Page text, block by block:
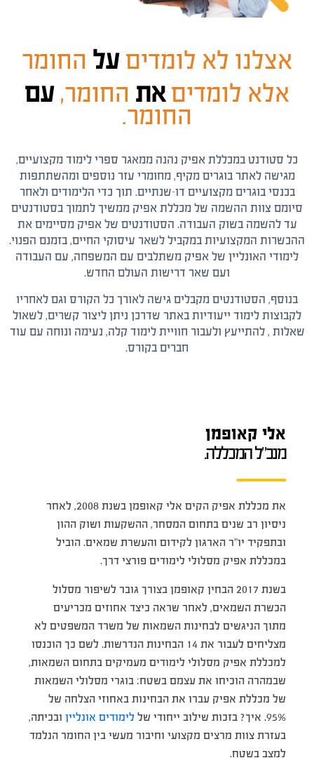
אצלנו לא לומדים על החומר
אלא לומדיםאת החומר, עם
החומר.
כל סטודנט במכללת אפיק נהנה ממאגר ספרי לימוד מקצועיים,
מגישה לאתר בוגרים מקיף, מחומרי עזר נוספים ומהשתתפות
בכנסי בוגרים מקצועיים דו-שנתיים. תוך כדי הלימודים ולאחר
סיומם צוות ההשמה של מכללת אפיק ממשיך לתמוך בסטודנטים
עד להשמה בשוק העבודה. הסטודנטים של אפיק מסיימים את
ההכשרות המקצועיות במקביל לשאר עיסוקי החיים, בזמנם הפנוי.
לימודי האונליין של אפיק משתלבים עם המשפחה, עם העבודה
ועם שאר דרישות העולם החדש.
בנוסף, הסטודנטים מקבלים גישה לאורך כל הקורס וגם לאחריו
לקבוצות לימוד ייעודיות באתר שדרכן ניתן ליצור קשרים, לשאול
שאלות , להתייעץ ולעבור חוויית לימוד קלה, נעימה ונוחה עם עוד
חברים בקורס.
אלי קאופמן
מנכ"ל המכללה.
את מכללת אפיק הקים אלי קאופמן בשנת 2008, לאחר
ניסיון רב שנים בתחום המסחר, ההשקעות ושוק ההון
ובתפקיד יו”ר הארגון לקידום והעשרת שמאים. הוביל
במכללת אפיק מסלולי לימודים פורצי דרך.
בשנת 2017 הבחין קאופמן בצורך גובר לשיפור מסלול
הכשרת השמאים, לאחר שראה כיצד אחוזים מכריעים
מתוך הניגשים לבחינות השמאות של משרד המשפטים לא
מצליחים לעבור את 14 הבחינות הנדרשות. לשם כך הוכנסו
למכללת אפיק מסלולי לימודים מעמיקים בתחום השמאות,
שבמהרה הוכיחו את עצמם בשטח: בוגרי מסלולי השמאות
של מכללת אפיק עברו את הבחינות באחוזי הצלחה של
95%. איך? בזכות שילוב ייחודי של
לימודים אונליין ובכיתה,
בעזרת צוות מרצים מקצועי וחיבור מעשי בין החומר הנלמד
למצב בשטח.